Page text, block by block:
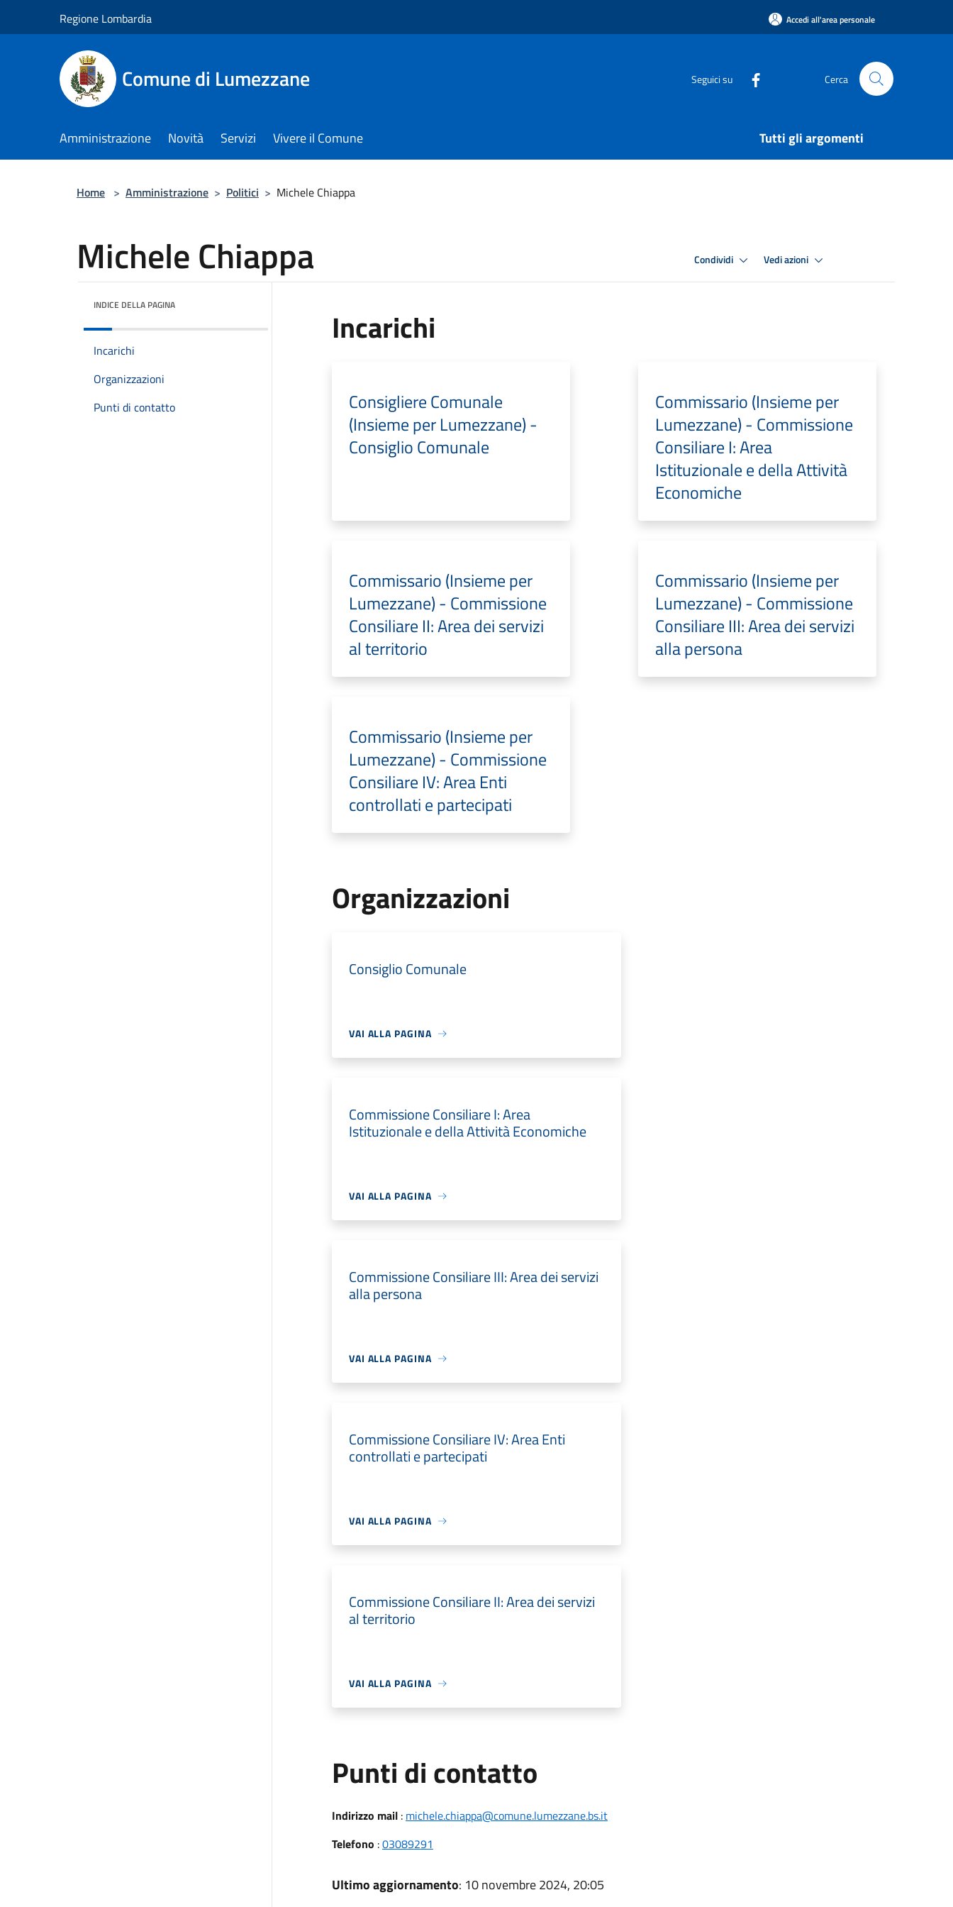
Regione Lombardia Accedi all'area personale
Comune di Lumezzane Seguici su Cerca
Amministrazione Novità Servizi Vivere il Comune Tutti gli argomenti
Home > Amministrazione > Politici > Michele Chiappa
Michele Chiappa Condividi Vedi azioni
INDICE DELLA PAGINA
Incarichi
Organizzazioni
Punti di contatto
Incarichi
Consigliere Comunale
(Insieme per Lumezzane) -
Consiglio Comunale
Commissario (Insieme per
Lumezzane) - Commissione
Consiliare I: Area
Istituzionale e della Attività
Economiche
Commissario (Insieme per
Lumezzane) - Commissione
Consiliare II: Area dei servizi
al territorio
Commissario (Insieme per
Lumezzane) - Commissione
Consiliare III: Area dei servizi
alla persona
Commissario (Insieme per
Lumezzane) - Commissione
Consiliare IV: Area Enti
controllati e partecipati
Organizzazioni
Consiglio Comunale
VAI ALLA PAGINA
Commissione Consiliare I: Area
Istituzionale e della Attività Economiche
VAI ALLA PAGINA
Commissione Consiliare III: Area dei servizi
alla persona
VAI ALLA PAGINA
Commissione Consiliare IV: Area Enti
controllati e partecipati
VAI ALLA PAGINA
Commissione Consiliare II: Area dei servizi
al territorio
VAI ALLA PAGINA
Punti di contatto
Indirizzo mail: michele.chiappa@comune.lumezzane.bs.it
Telefono :03089291
Ultimo aggiornamento: 10 novembre 2024, 20:05